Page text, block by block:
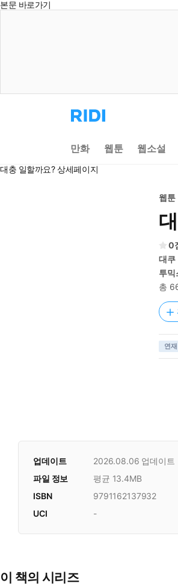
본문 바로가기
리
디
으
로
동
만화 웹툰 웹소설
대충 일할까요? 상세페이지
웹툰
0
대쿠
투믹
총
연재
업데이트 2026.08.06 업데이트
파일 정보
평균 13.4MB
ISBN
9791162137932
UCI
-
이 책의 시리즈